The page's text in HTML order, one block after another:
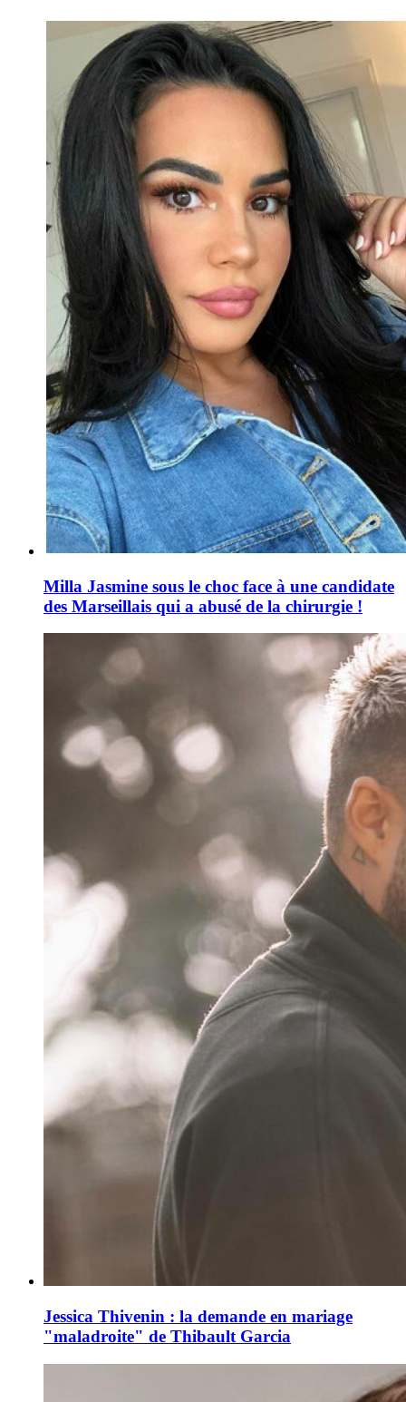
Milla Jasmine sous le choc face à une candidate
des Marseillais qui a abusé de la chirurgie !
Jessica Thivenin : la demande en mariage
"maladroite" de Thibault Garcia